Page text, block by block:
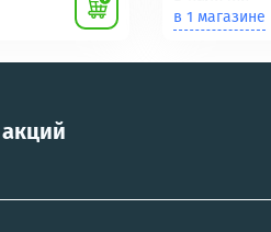
OLYMPUS
в 1 магазине